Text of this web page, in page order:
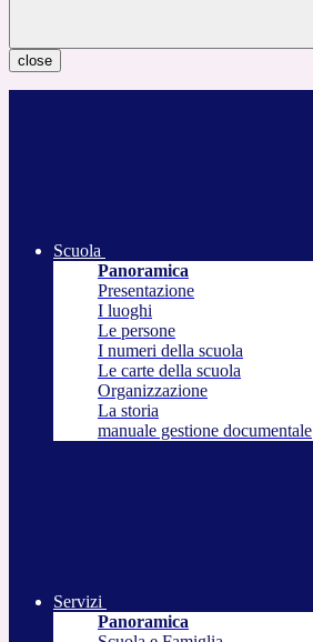
close
Scuola
Panoramica
Presentazione
I luoghi
Le persone
I numeri della scuola
Le carte della scuola
Organizzazione
La storia
manuale gestione documentale
Servizi
Panoramica